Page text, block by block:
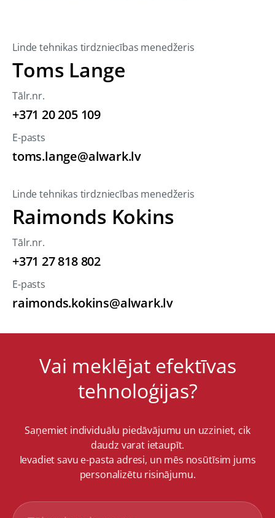
Linde tehnikas tirdzniecības menedžeris
Toms Lange
Tālr.nr.
+371 20 205 109
E-pasts
toms.lange@alwark.lv
Linde tehnikas tirdzniecības menedžeris
Raimonds Kokins
Tālr.nr.
+371 27 818 802
E-pasts
raimonds.kokins@alwark.lv
Vai meklējat efektīvas
tehnoloģijas?
Saņemiet individuālu piedāvājumu un uzziniet, cik
daudz varat ietaupīt.
Ievadiet savu e-pasta adresi, un mēs nosūtīsim jums
personalizētu risinājumu.